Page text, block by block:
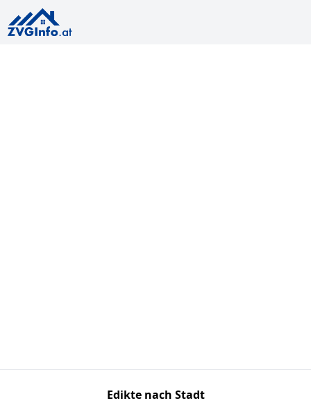
Edikte nach Stadt